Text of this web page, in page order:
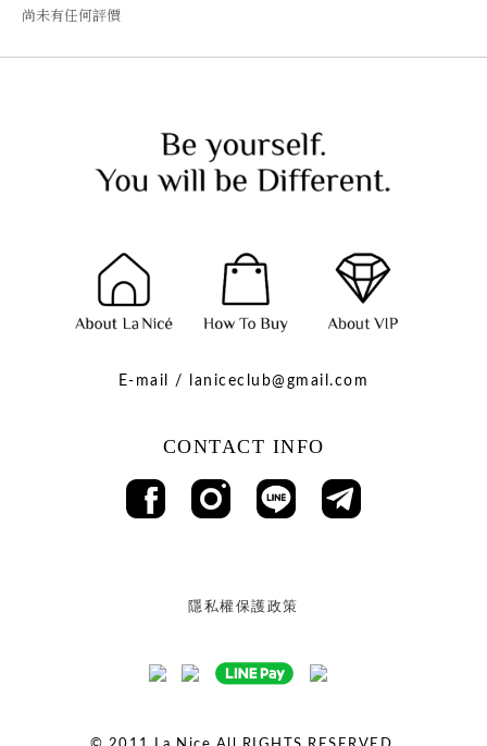
尚未有任何評價
E-mail / laniceclub@gmail.com
CONTACT INFO
隱私權保護政策